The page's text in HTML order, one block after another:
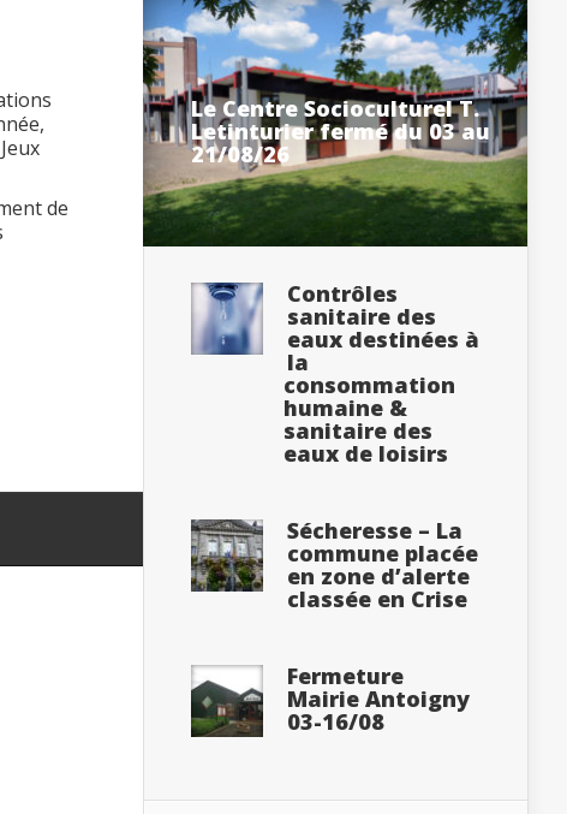
de
Le Centre Socioculturel T.
Letinturier fermé du 03 au
21/08/26
Contrôles
sanitaire des
eaux destinées à
la
consommation
humaine &
sanitaire des
eaux de loisirs
Sécheresse – La
commune placée
en zone d’alerte
classée en Crise
Fermeture
Mairie Antoigny
03-16/08